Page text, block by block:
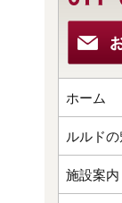
ホーム
ルルドの
施設案内